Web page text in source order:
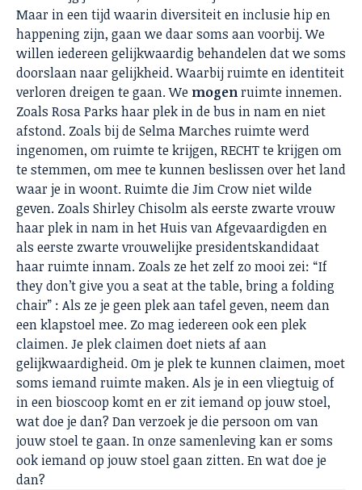
Maar in een tijd waarin diversiteit en inclusie hip en
happening zijn, gaan we daar soms aan voorbij. We
willen iedereen gelijkwaardig behandelen dat we soms
doorslaan naar gelijkheid. Waarbij ruimte en identiteit
verloren dreigen te gaan. We mogenruimte innemen.
Zoals Rosa Parks haar plek in de bus in nam en niet
afstond. Zoals bij de Selma Marches ruimte werd
ingenomen, om ruimte te krijgen, RECHT te krijgen om
te stemmen, om mee te kunnen beslissen over het land
waar je in woont. Ruimte die Jim Crow niet wilde
geven. Zoals Shirley Chisolm als eerste zwarte vrouw
haar plek in nam in het Huis van Afgevaardigden en
als eerste zwarte vrouwelijke presidentskandidaat
haar ruimte innam. Zoals ze het zelf zo mooi zei: “If
they don’t give you a seat at the table, bring a folding
chair” : Als ze je geen plek aan tafel geven, neem dan
een klapstoel mee. Zo mag iedereen ook een plek
claimen. Je plek claimen doet niets af aan
gelijkwaardigheid. Om je plek te kunnen claimen, moet
soms iemand ruimte maken. Als je in een vliegtuig of
in een bioscoop komt en er zit iemand op jouw stoel,
wat doe je dan? Dan verzoek je die persoon om van
jouw stoel te gaan. In onze samenleving kan er soms
ook iemand op jouw stoel gaan zitten. En wat doe je
dan?